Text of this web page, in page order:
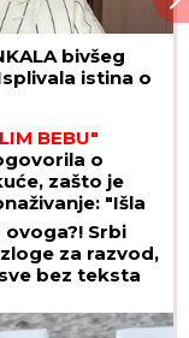
bivšeg
istina o
BEBU"
o
zašto je
"Išla
da Srbi
za razvod,
bez teksta